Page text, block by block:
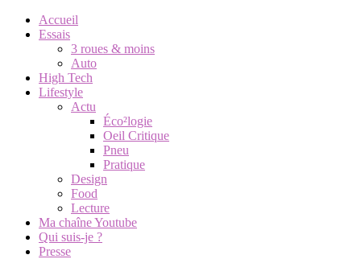
Accueil
Essais
3 roues & moins
Auto
High Tech
Lifestyle
Actu
Éco²logie
Oeil Critique
Pneu
Pratique
Design
Food
Lecture
Ma chaîne Youtube
Qui suis-je ?
Presse